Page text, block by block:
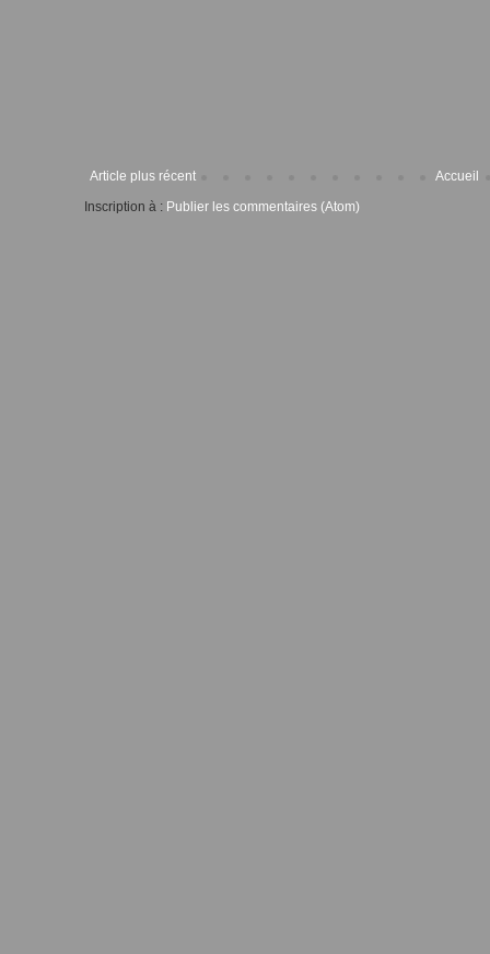
Article plus récent
Accueil
Inscription à : Publier les commentaires (Atom)